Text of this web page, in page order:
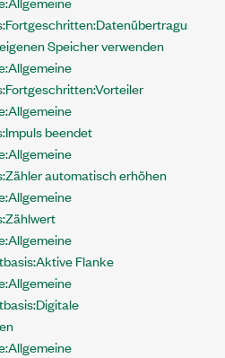
Speicher verwenden
beendet
automatisch erhöhen
Flanke